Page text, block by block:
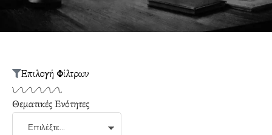
Επιλογή Φίλτρων
Θεματικές Ενότητες